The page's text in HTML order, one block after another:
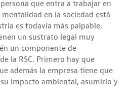
que entra a trabajar en
en la sociedad está
es todavía más palpable.
un sustrato legal muy
un componente de
la RSC. Primero hay que
además la empresa tiene que
impacto ambiental, asumirlo y